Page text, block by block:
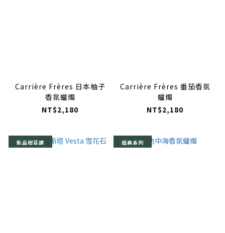
Carrière Frères 日本柚子
香氛蠟燭
NT$2,180
Carrière Frères 番茄香氛
蠟燭
NT$2,180
新品柑苔調 經典系列